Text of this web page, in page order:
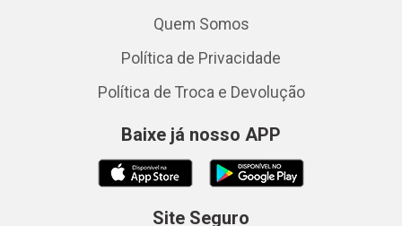
Quem Somos
Política de Privacidade
Política de Troca e Devolução
Baixe já nosso APP
Site Seguro